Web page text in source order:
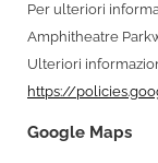
Per ulteriori
Amphitheatre
Ulteriori
https://
Google Maps